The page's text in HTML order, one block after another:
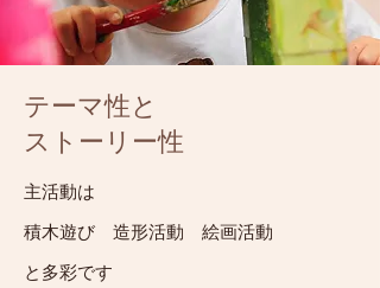
テーマ性と
ストーリー性
主活動は
積木遊び 造形活動 絵画活動
と多彩です